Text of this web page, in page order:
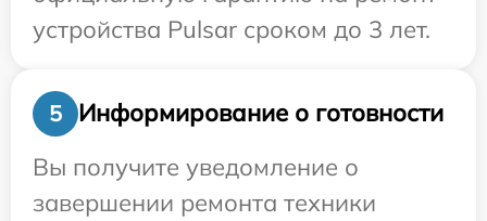
устройства Pulsar сроком до 3 лет.
5
Информирование о готовности
Вы получите уведомление о
завершении ремонта техники